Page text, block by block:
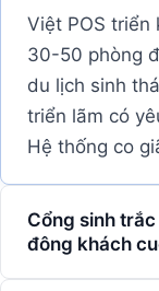
Việt POS triển
30-50 phòng
du lịch sinh
triển lãm có
Hệ thống co
Cổng sinh
đông khách